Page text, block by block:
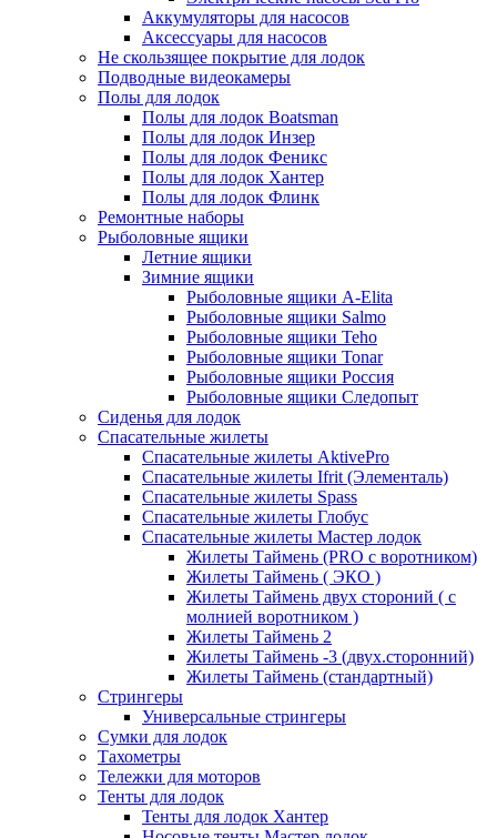
Аккумуляторы для насосов
Аксессуары для насосов
Не скользящее покрытие для лодок
Подводные видеокамеры
Полы для лодок
Полы для лодок Boatsman
Полы для лодок Инзер
Полы для лодок Феникс
Полы для лодок Хантер
Полы для лодок Флинк
Ремонтные наборы
Рыболовные ящики
Летние ящики
Зимние ящики
Рыболовные ящики A-Elita
Рыболовные ящики Salmo
Рыболовные ящики Teho
Рыболовные ящики Tonar
Рыболовные ящики Россия
Рыболовные ящики Следопыт
Сиденья для лодок
Спасательные жилеты
Спасательные жилеты AktivePro
Спасательные жилеты Ifrit (Элементаль)
Спасательные жилеты Spass
Спасательные жилеты Глобус
Спасательные жилеты Мастер лодок
Жилеты Таймень (PRO c воротником)
Жилеты Таймень ( ЭКО )
Жилеты Таймень двух стороний ( с
молнией воротником )
Жилеты Таймень 2
Жилеты Таймень -3 (двух.сторонний)
Жилеты Таймень (стандартный)
Стрингеры
Универсальные стрингеры
Сумки для лодок
Тахометры
Тележки для моторов
Тенты для лодок
Тенты для лодок Хантер